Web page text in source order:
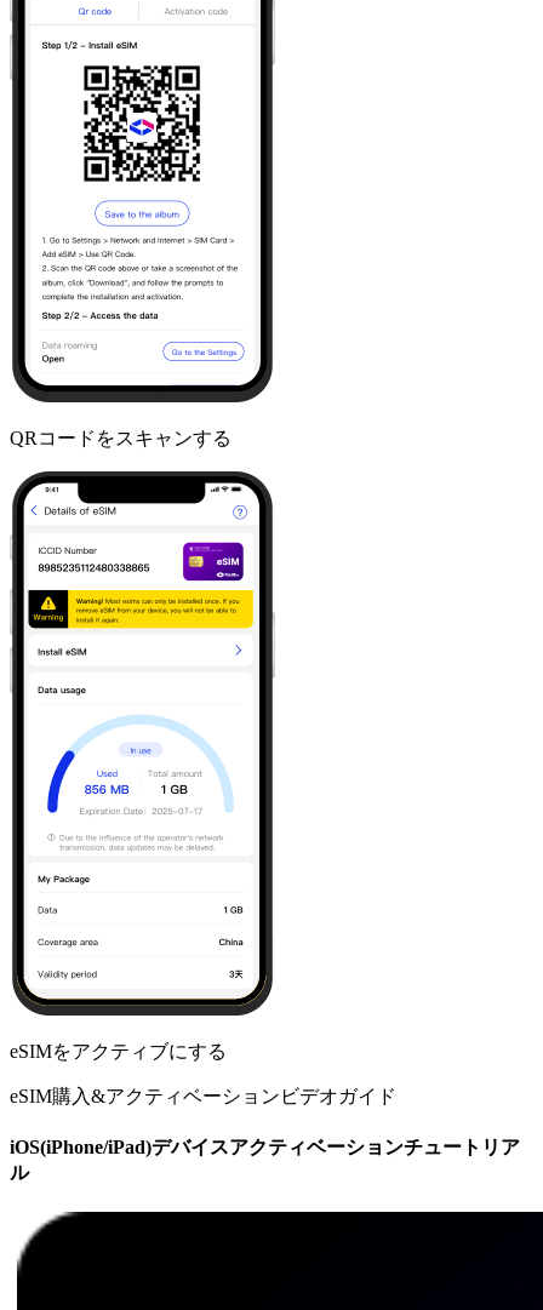
QRコードをスキャンする
eSIMをアクティブにする
eSIM購入&アクティベーションビデオガイド
iOS(iPhone/iPad)デバイスアクティベーションチュートリア
ル